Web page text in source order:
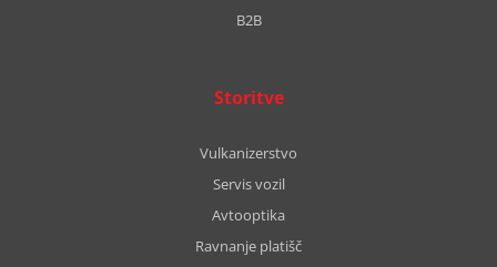
B2B
Storitve
Vulkanizerstvo
Servis vozil
Avtooptika
Ravnanje platišč